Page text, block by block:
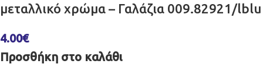
μεταλλικό χρώμα – Γαλάζια 009.82921/lblu
4.00€
Προσθήκη στο καλάθι